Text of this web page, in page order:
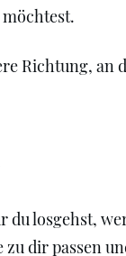
möchtest.
Richtung, an
du losgehst,
dir passen